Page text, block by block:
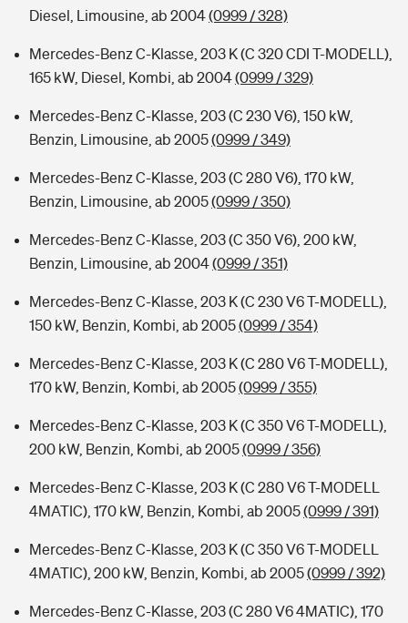
Diesel, Limousine, ab 2004(0999 / 328)
Mercedes-Benz C-Klasse, 203 K (C 320 CDI T-MODELL),
165 kW, Diesel, Kombi, ab 2004(0999 / 329)
Mercedes-Benz C-Klasse, 203 (C 230 V6), 150 kW,
Benzin, Limousine, ab 2005(0999 / 349)
Mercedes-Benz C-Klasse, 203 (C 280 V6), 170 kW,
Benzin, Limousine, ab 2005(0999 / 350)
Mercedes-Benz C-Klasse, 203 (C 350 V6), 200 kW,
Benzin, Limousine, ab 2004(0999 / 351)
Mercedes-Benz C-Klasse, 203 K (C 230 V6 T-MODELL),
150 kW, Benzin, Kombi, ab 2005(0999 / 354)
Mercedes-Benz C-Klasse, 203 K (C 280 V6 T-MODELL),
170 kW, Benzin, Kombi, ab 2005(0999 / 355)
Mercedes-Benz C-Klasse, 203 K (C 350 V6 T-MODELL),
200 kW, Benzin, Kombi, ab 2005(0999 / 356)
Mercedes-Benz C-Klasse, 203 K (C 280 V6 T-MODELL
4MATIC), 170 kW, Benzin, Kombi, ab 2005(0999 / 391)
Mercedes-Benz C-Klasse, 203 K (C 350 V6 T-MODELL
4MATIC), 200 kW, Benzin, Kombi, ab 2005(0999 / 392)
Mercedes-Benz C-Klasse, 203 (C 280 V6 4MATIC), 170